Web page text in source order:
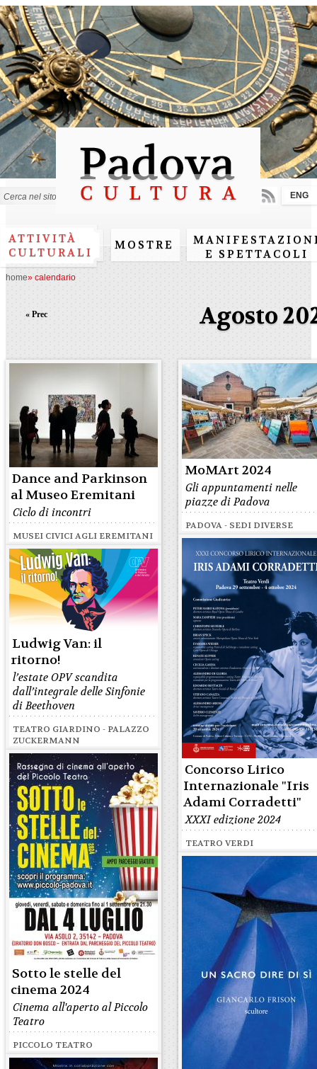
Salta al
contenuto
principale
ATTIVITÀ
CULTURALI
MOSTRE
E SPETTACOLI
ENG
home» calendario
Agosto
« Prec
Dance and Parkinson
al Museo Eremitani
Ciclo di incontri
MUSEI CIVICI AGLI EREMITANI
MoMArt 2024
Gli appuntamenti nelle
piazze di Padova
PADOVA - SEDI DIVERSE
Concorso Lirico
Internazionale "Iris
Adami Corradetti"
XXXI edizione 2024
TEATRO VERDI
Ludwig Van: il
ritorno!
l’estate OPV scandita
dall’integrale delle Sinfonie
di Beethoven
TEATRO GIARDINO - PALAZZO
ZUCKERMANN
Sotto le stelle del
cinema 2024
Cinema all'aperto al Piccolo
Teatro
PICCOLO TEATRO